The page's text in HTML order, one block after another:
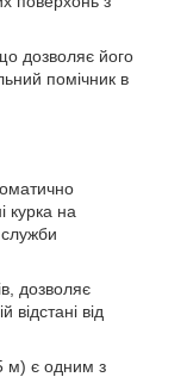
дозволяє його
помічник в
курка на
дозволяє
від
м) є одним з